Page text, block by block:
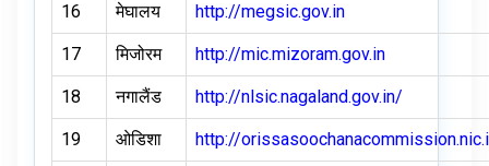
16 मेघालय http://megsic.gov.in
17 मिजोरम http://mic.mizoram.gov.in
18 नगालैंड http://nlsic.nagaland.gov.in/
19 ओडिशा http://